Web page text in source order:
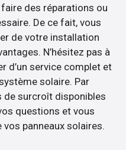
des réparations ou
De ce fait, vous
de votre installation
N’hésitez pas à
d’un service complet et
solaire. Par
de surcroît disponibles
questions et vous
vos panneaux solaires.